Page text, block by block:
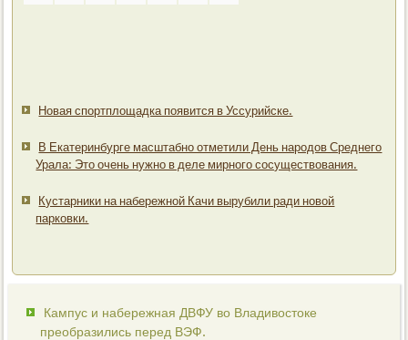
Новая спортплощадка появится в Уссурийске.
В Екатеринбурге масштабно отметили День народов Среднего
Урала: Это очень нужно в деле мирного сосуществования.
Кустарники на набережной Качи вырубили ради новой
парковки.
Кампус и набережная ДВФУ во Владивостоке
преобразились перед ВЭФ.